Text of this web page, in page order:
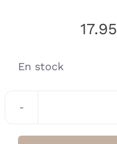
17.95
En stock